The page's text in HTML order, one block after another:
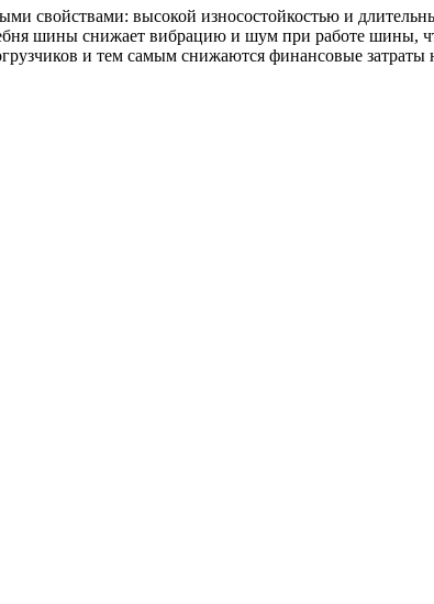
свойствами: высокой износостойкостью и
шины снижает вибрацию и шум при работе шины,
и тем самым снижаются финансовые